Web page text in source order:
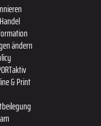
ändern
& Print